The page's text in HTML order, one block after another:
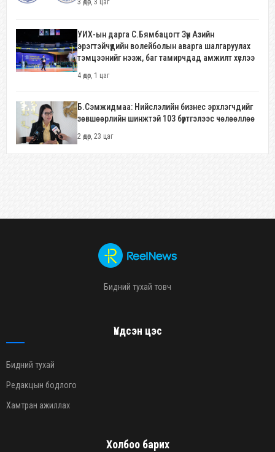
3 өдөр, 3 цаг
УИХ-ын дарга С.Бямбацогт Зүүн Азийн
эрэгтэйчүүдийн волейболын аварга шалгаруулах
тэмцээнийг нээж, баг тамирчдад амжилт хүслээ
4 өдөр, 1 цаг
Б.Сэмжидмаа: Нийслэлийн бизнес эрхлэгчдийг
зөвшөөрлийн шинжтэй 103 бүртгэлээс чөлөөллөө
2 өдөр, 23 цаг
Бидний тухай товч
Үндсэн цэс
Бидний тухай
Редакцын бодлого
Хамтран ажиллах
Холбоо барих